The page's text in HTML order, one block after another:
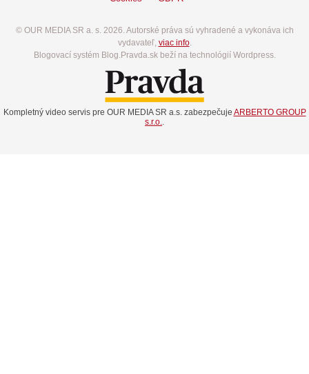
© OUR MEDIA SR a. s. 2026. Autorské práva sú vyhradené a vykonáva ich
vydavateľ, viac info.
Blogovací systém Blog.Pravda.sk beží na technológií Wordpress.
Kompletný video servis pre OUR MEDIA SR a.s. zabezpečuje ARBERTO GROUP
s.r.o.